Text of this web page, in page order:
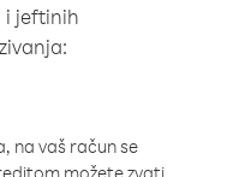
i jeftinih
na vaš račun se